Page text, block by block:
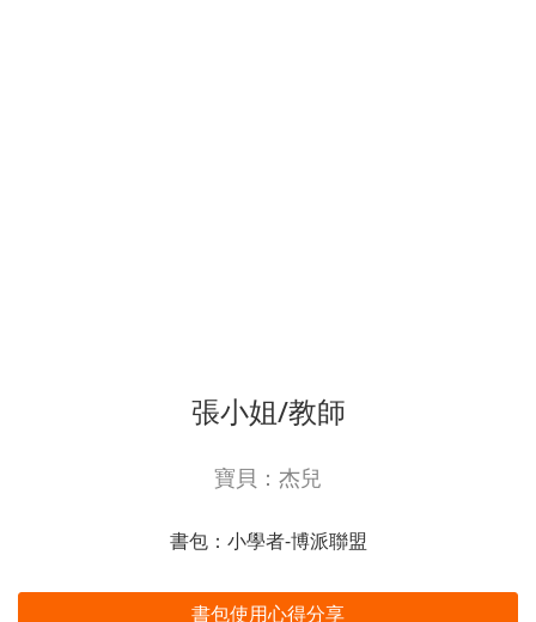
張小姐/教師
寶貝：杰兒
書包：小學者-博派聯盟
書包使用心得分享